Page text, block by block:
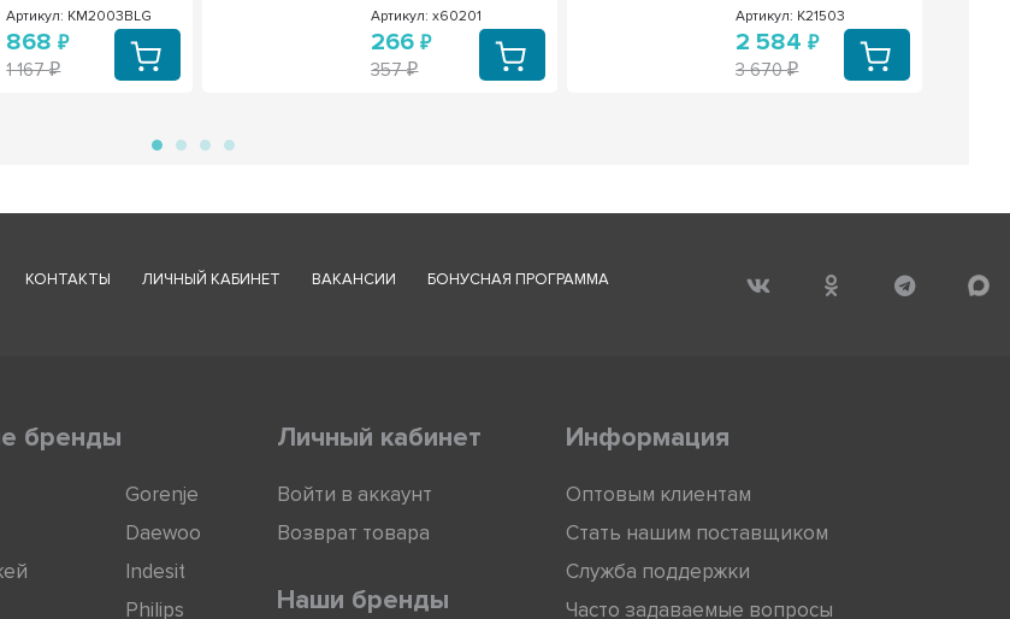
Артикул: KM2003BLG
868
1 167
Артикул: х60201
266
357
Артикул: K21503
2 584
3 670
КОНТАКТЫ ЛИЧНЫЙ КАБИНЕТ ВАКАНСИИ БОНУСНАЯ ПРОГРАММА
бренды
Gorenje
Daewoo
Indesit
Philips
Личный кабинет
Войти в аккаунт
Возврат товара
Наши бренды
Информация
Оптовым клиентам
Стать нашим поставщиком
Служба поддержки
Часто задаваемые вопросы